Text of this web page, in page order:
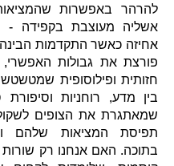
להרהר באפשרות
אשליה מעוצבת בקפידה -
אחיזה כאשר התקדמות
פורצת את גבולות האפשרי,
חזותית ופילוסופית
בין מדע, רוחניות וסיפורת
שמאתגרת את הצופים
תפיסת המציאות שלהם
בתוכה. האם אנחנו רק שורות